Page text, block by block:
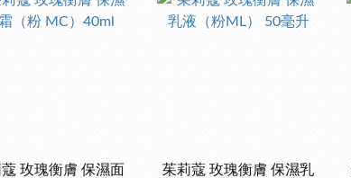
玫瑰衡膚 保濕面
茱莉蔻 玫瑰衡膚 保濕乳